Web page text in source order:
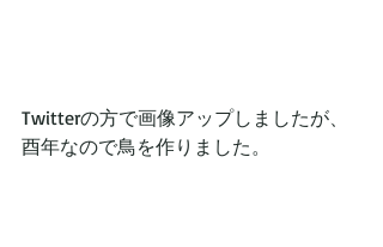
Twitterの方で画像アップしましたが、
酉年なので鳥を作りました。